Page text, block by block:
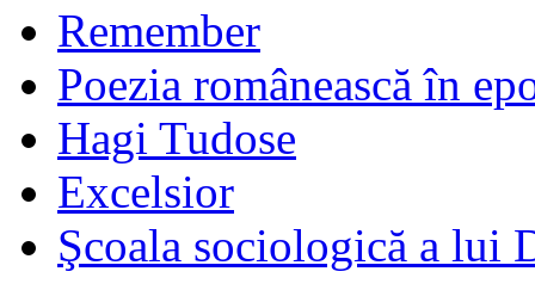
Remember
Poezia românească în
Hagi Tudose
Excelsior
Şcoala sociologică a lui